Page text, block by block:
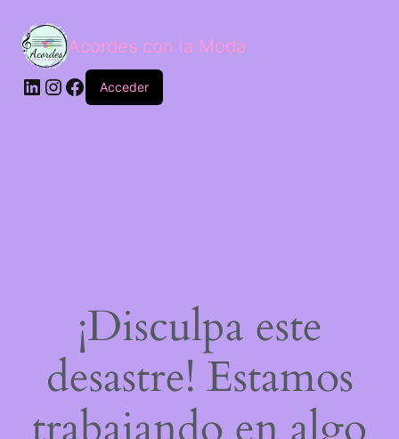
Acordes con la Moda
Acceder
¡Disculpa este
desastre! Estamos